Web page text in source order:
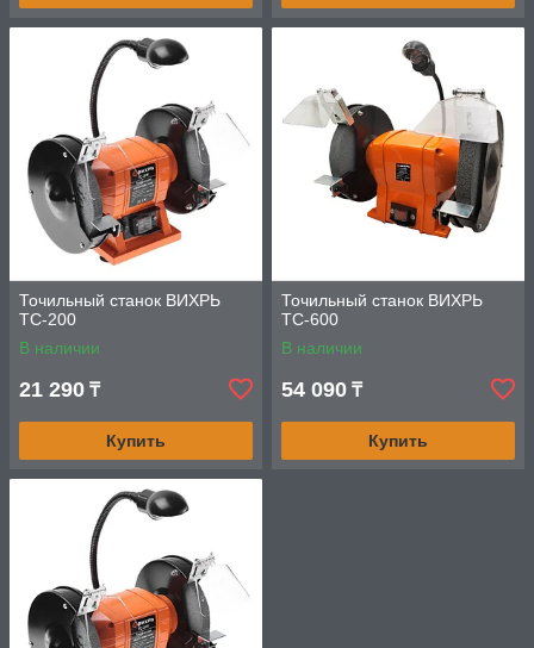
Точильный станок ВИХРЬ
ТС-200
В наличии
21 290 ₸
Купить
Точильный станок ВИХРЬ
ТС-600
В наличии
54 090 ₸
Купить